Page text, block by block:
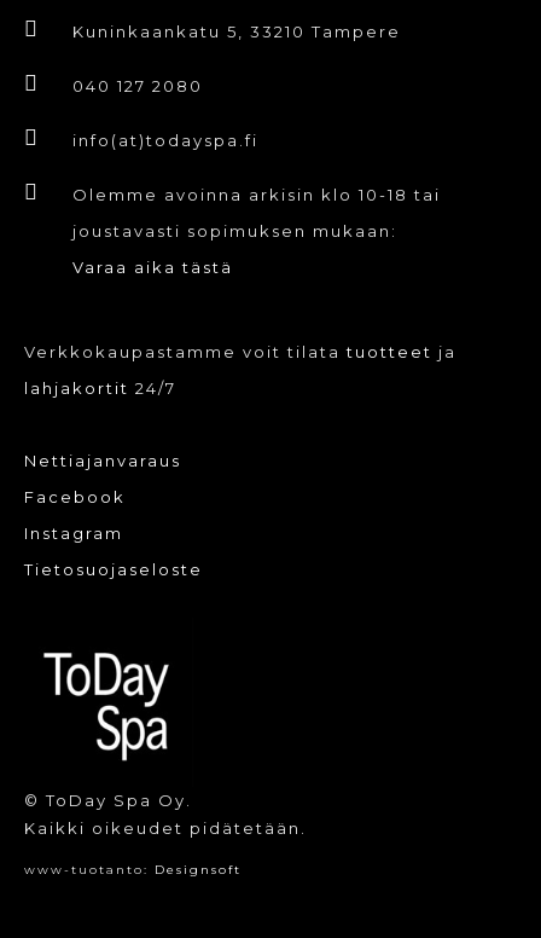
Kuninkaankatu 5, 33210 Tampere
040 127 2080
info(at)todayspa.fi
Olemme avoinna arkisin klo 10-18 tai
joustavasti sopimuksen mukaan:
Varaa aika tästä
Verkkokaupastamme voit tilatatuotteet ja
lahjakortit 24/7
Nettiajanvaraus
Facebook
Instagram
Tietosuojaseloste
© ToDay Spa Oy.
Kaikki oikeudet pidätetään.
www-tuotanto: Designsoft